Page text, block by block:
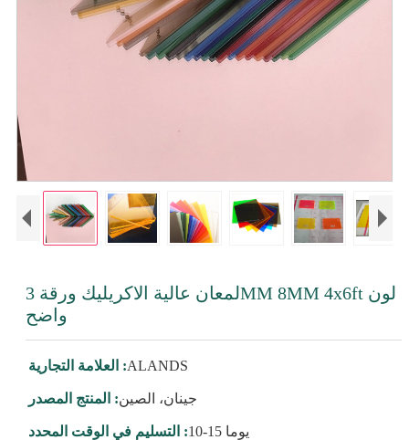
لمعان عالية الاكريليك ورقة 3MM 8MM 4x6ft لون
واضح
العلامة التجارية :ALANDS
المنتج المصدر :جينان، الصين
التسليم في الوقت المحدد : 10-15 يوما